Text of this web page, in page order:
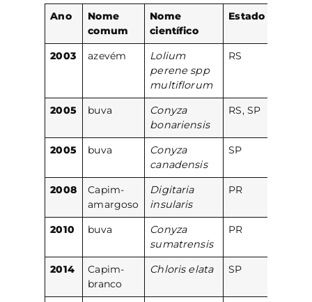
Ano
Nome
comum
Nome
científico
Estado
2003 azevém
Lolium
perene spp
multiflorum
RS
2005 buva
Conyza
bonariensis
RS, SP
2005 buva
Conyza
canadensis
SP
2008
Capim-
amargoso
Digitaria
insularis
PR
2010 buva
Conyza
sumatrensis
PR
2014
Capim-
branco
Chloris elata SP